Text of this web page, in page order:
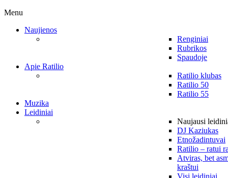
Menu
Naujienos
Renginiai
Rubrikos
Spaudoje
Apie Ratilio
Ratilio klubas
Ratilio 50
Ratilio 55
Muzika
Leidiniai
Naujausi
DJ Kaziukas
Etnožadintuvai
Ratilio – ratui
Atviras, bet
kraštui
Visi leidiniai